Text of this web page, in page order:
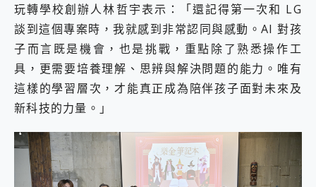
玩轉學校創辦人林哲宇表示：「還記得第一次和 LG
談到這個專案時，我就感到非常認同與感動。AI 對孩
子而言既是機會，也是挑戰，重點除了熟悉操作工
具，更需要培養理解、思辨與解決問題的能力。唯有
這樣的學習層次，才能真正成為陪伴孩子面對未來及
新科技的力量。」